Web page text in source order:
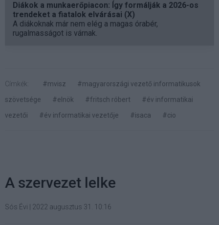
Diákok a munkaerőpiacon: Így formálják a 2026-os
trendeket a fiatalok elvárásai (X)
A diákoknak már nem elég a magas órabér,
rugalmasságot is várnak.
Címkék: #mvisz
#magyarországi vezető informatikusok
szövetsége
#elnök #fritsch róbert
#év informatikai
vezetői
#év informatikai vezetője #isaca #cio
A szervezet lelke
Sós Évi 2022 augusztus 31. 10:16